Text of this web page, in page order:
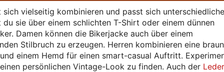
vielseitig kombinieren und passt sich
sie über einem schlichten T-Shirt oder einem dünnen
Damen können die Bikerjacke auch über einem
Stilbruch zu erzeugen. Herren kombinieren eine
einem Hemd für einen smart-casual Auftritt.
persönlichen Vintage-Look zu finden. Auch der